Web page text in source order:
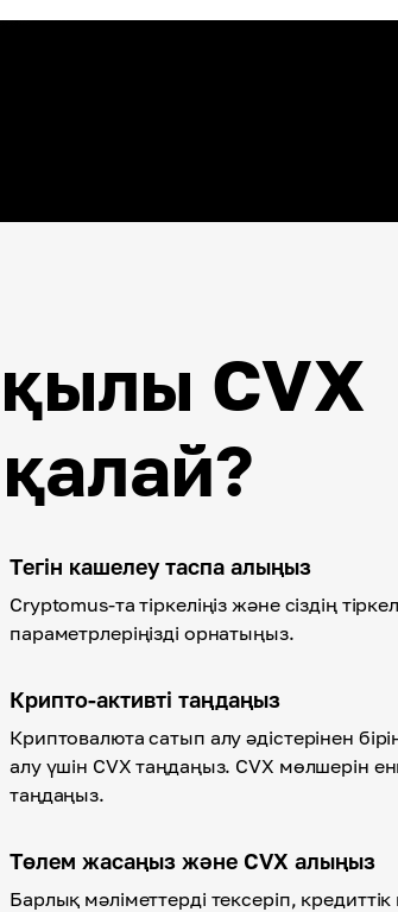
CVX
Тегін кашелеу таспа алыңыз
Cryptomus-та тіркеліңіз және сіздің
параметрлеріңізді орнатыңыз.
Крипто-активті таңдаңыз
Криптовалюта сатып алу әдістерінен
алу үшін CVX таңдаңыз. CVX мөлшерін
таңдаңыз.
Төлем жасаңыз және CVX алыңыз
Барлық мәліметтерді тексеріп,